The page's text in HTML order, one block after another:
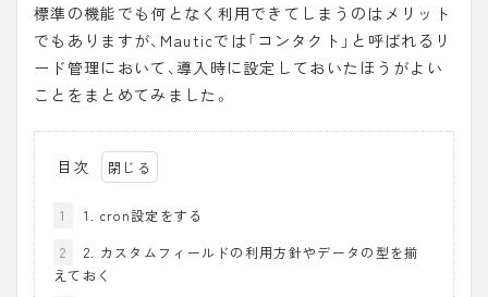
標準の機能でも何となく利用できてしまうのはメリット
でもありますが、Mauticでは「 コンタクト 」と呼ばれるリ
ード管理において、導入時に設定しておいたほうがよい
ことをまとめてみました。
目次
1
1. cron設定をする
2
2. カスタムフィールドの利用方針やデータの型を揃
えておく